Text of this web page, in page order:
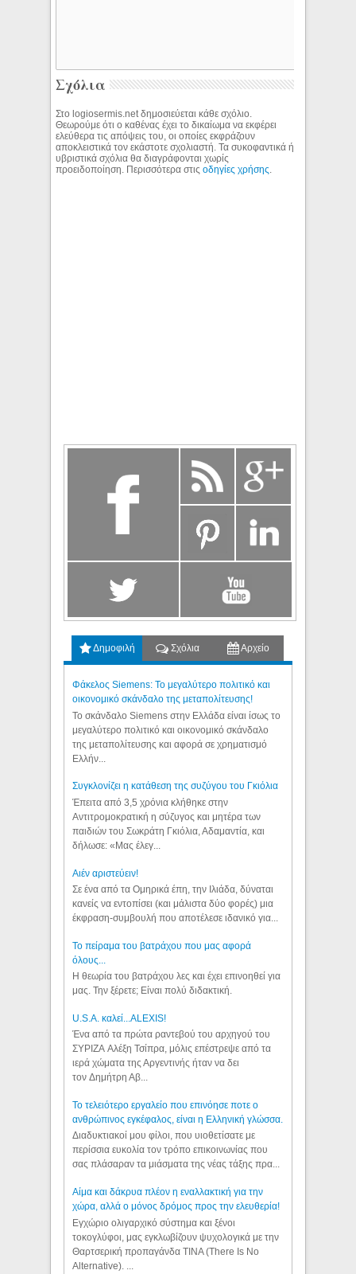
Σχόλια
Στο logiosermis.net δημοσιεύεται κάθε σχόλιο.
Θεωρούμε ότι ο καθένας έχει το δικαίωμα να εκφέρει
ελεύθερα τις απόψεις του, οι οποίες εκφράζουν
αποκλειστικά τον εκάστοτε σχολιαστή. Τα συκοφαντικά ή
υβριστικά σχόλια θα διαγράφονται χωρίς
προειδοποίηση. Περισσότερα στιςοδηγίες χρήσης
Δημοφιλή Σχόλια Αρχείο
Φάκελος Siemens: Το μεγαλύτερο πολιτικό και
οικονομικό σκάνδαλο της μεταπολίτευσης!
Το σκάνδαλο Siemens στην Ελλάδα είναι ίσως το
μεγαλύτερο πολιτικό και οικονομικό σκάνδαλο
της μεταπολίτευσης και αφορά σε χρηματισμό
Ελλήν...
Συγκλονίζει η κατάθεση της συζύγου του Γκιόλια
Έπειτα από 3,5 χρόνια κλήθηκε στην
Αντιτρομοκρατική η σύζυγος και μητέρα των
παιδιών του Σωκράτη Γκιόλια, Αδαμαντία, και
δήλωσε: «Μας έλεγ...
Aιέν αριστεύειν!
Σε ένα από τα Ομηρικά έπη, την Ιλιάδα, δύναται
κανείς να εντοπίσει (και μάλιστα δύο φορές) μια
έκφραση-συμβουλή που αποτέλεσε ιδανικό για...
Το πείραμα του βατράχου που μας αφορά
όλους...
Η θεωρία του βατράχου λες και έχει επινοηθεί για
μας. Την ξέρετε; Είναι πολύ διδακτική.
U.S.A. καλεί...ALEXIS!
Ένα από τα πρώτα ραντεβού του αρχηγού του
ΣΥΡΙΖΑ Αλέξη Τσίπρα, μόλις επέστρεψε από τα
ιερά χώματα της Αργεντινής ήταν να δει
τον Δημήτρη Αβ...
Το τελειότερο εργαλείο που επινόησε ποτε ο
ανθρώπινος εγκέφαλος, είναι η Ελληνική γλώσσα.
Διαδυκτιακοί μου φίλοι, που υιοθετίσατε με
περίσσια ευκολία τον τρόπο επικοινωνίας που
σας πλάσαραν τα μιάσματα της νέας τάξης πρα...
Αίμα και δάκρυα πλέον η εναλλακτική για την
χώρα, αλλά ο μόνος δρόμος προς την ελευθερία!
Εγχώριο ολιγαρχικό σύστημα και ξένοι
τοκογλύφοι, μας εγκλωβίζουν ψυχολογικά με την
Θαρτσερική προπαγάνδα TINA (There Is No
Alternative). ...